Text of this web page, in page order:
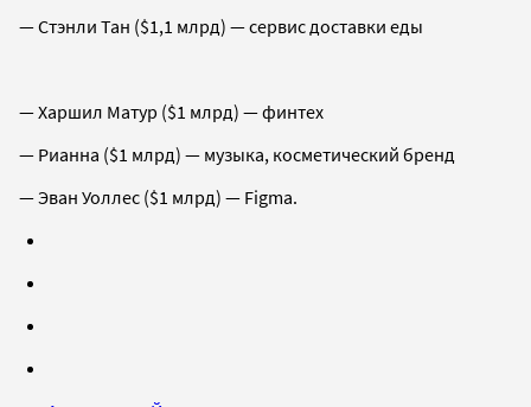
— Стэнли Тан ($1,1 млрд) — сервис доставки еды
— Харшил Матур ($1 млрд) — финтех
— Рианна ($1 млрд) — музыка, косметический бренд
— Эван Уоллес ($1 млрд) — Figma.